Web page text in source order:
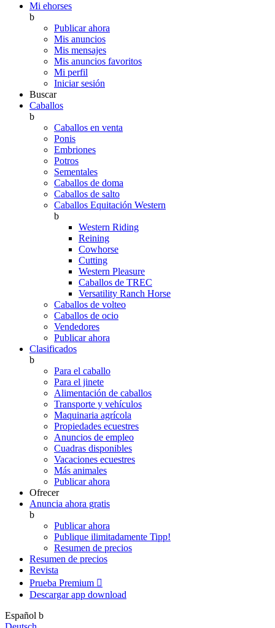
Mi ehorses
b
Publicar ahora
Mis anuncios
Mis mensajes
Mis anuncios favoritos
Mi perfil
Iniciar sesión
Buscar
Caballos
b
Caballos en venta
Ponis
Embriones
Potros
Sementales
Caballos de doma
Caballos de salto
Caballos Equitación Western
b
Western Riding
Reining
Cowhorse
Cutting
Western Pleasure
Caballos de TREC
Versatility Ranch Horse
Caballos de volteo
Caballos de ocio
Vendedores
Publicar ahora
Clasificados
b
Para el caballo
Para el jinete
Alimentación de caballos
Transporte y vehículos
Maquinaria agrícola
Propiedades ecuestres
Anuncios de empleo
Cuadras disponibles
Vacaciones ecuestres
Más animales
Publicar ahora
Ofrecer
Anuncia ahora gratis
b
Publicar ahora
Publique ilimitadamente Tipp!
Resumen de precios
Resumen de precios
Revista
Prueba Premium 
Descargar app download
Español b